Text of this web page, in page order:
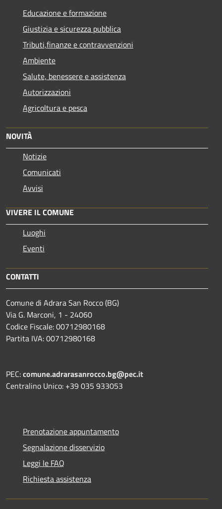
Educazione e formazione
Giustizia e sicurezza pubblica
Tributi,finanze e contravvenzioni
Ambiente
Salute, benessere e assistenza
Autorizzazioni
Agricoltura e pesca
NOVITÀ
Notizie
Comunicati
Avvisi
VIVERE IL COMUNE
Luoghi
Eventi
CONTATTI
Comune di Adrara San Rocco (BG)
Via G. Marconi, 1 - 24060
Codice Fiscale: 00712980168
Partita IVA: 00712980168
PEC:comune.adrarasanrocco.bg@pec.it
Centralino Unico: +39 035 933053
Prenotazione appuntamento
Segnalazione disservizio
Leggi le FAQ
Richiesta assistenza